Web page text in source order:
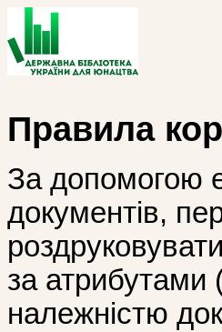
Правила
За допомогою
документів,
за атрибутами
належністю